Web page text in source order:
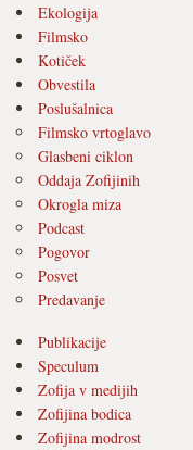
Ekologija
Filmsko
Kotiček
Obvestila
Poslušalnica
Filmsko vrtoglavo
Glasbeni ciklon
Oddaja Zofijinih
Okrogla miza
Podcast
Pogovor
Posvet
Predavanje
Publikacije
Speculum
Zofija v medijih
Zofijina bodica
Zofijina modrost